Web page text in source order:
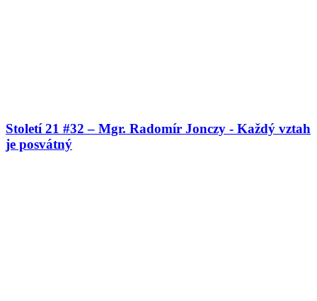
Století 21 #32 – Mgr. Radomír Jonczy - Každý vztah
je posvátný